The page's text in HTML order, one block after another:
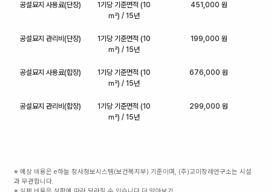
공설묘지 사용료(단장)
1기당 기준면적 (10
㎡) / 15년
451,000 원
공설묘지 관리비(단장)
1기당 기준면적 (10
㎡) / 15년
199,000 원
공설묘지 사용료(합장)
1기당 기준면적 (10
㎡) / 15년
676,000 원
공설묘지 관리비(합장)
1기당 기준면적 (10
㎡) / 15년
299,000 원
※ 예상 비용은 e하늘 장사정보시스템(보건복지부) 기준이며, (주)고이장례연구소는 시설
과 무관합니다.